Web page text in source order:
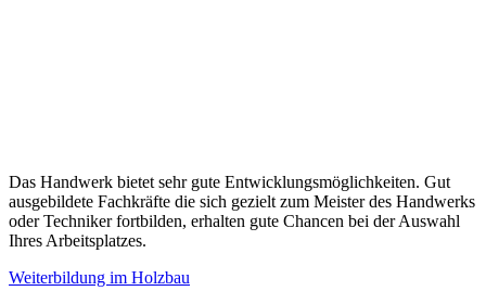
Das Handwerk bietet sehr gute Entwicklungsmöglichkeiten. Gut
ausgebildete Fachkräfte die sich gezielt zum Meister des Handwerks
oder Techniker fortbilden, erhalten gute Chancen bei der Auswahl
Ihres Arbeitsplatzes.
Weiterbildung im Holzbau